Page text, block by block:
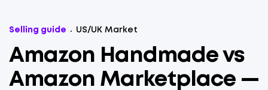
Selling guide US/UK Market
Amazon Handmade vs
Amazon Marketplace —